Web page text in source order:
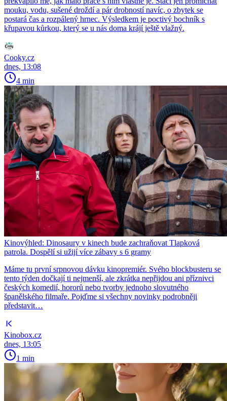
mouku, vodu, sušené droždí a pár drobností navíc, o zbytek se
postará čas a rozpálený hrnec. Výsledkem je poctivý bochník s
křupavou kůrkou, který se u nás doma krájí ještě vlažný.
Cooky.cz
dnes, 13:08
4 min
Kinovýhled: Dinosaury v kinech bude zachraňovat Tlapková
patrola. Dospělí si užijí více zábavy s 6 gramy
Máme tu první srpnovou dávku kinopremiér. Svého blockbusteru se
tento týden dočkají ti nejmenší, ale zkrátka nepřijdou ani příznivci
českých komedií, hororů nebo tvorby jednoho slovutného
španělského filmaře. Pojďme si všechny novinky podrobněji
představit…
Kinobox.cz
dnes, 13:05
1 min